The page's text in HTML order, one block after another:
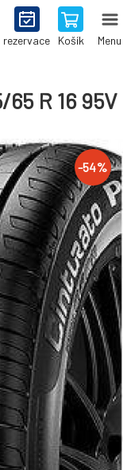
rezervace Košík Menu
R 16 95V
-54%